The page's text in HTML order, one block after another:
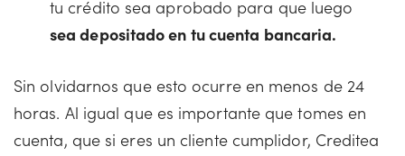
tu crédito sea aprobado para que luego
sea depositado en tu cuenta bancaria.
Sin olvidarnos que esto ocurre en menos de 24
horas. Al igual que es importante que tomes en
cuenta, que si eres un cliente cumplidor, Creditea